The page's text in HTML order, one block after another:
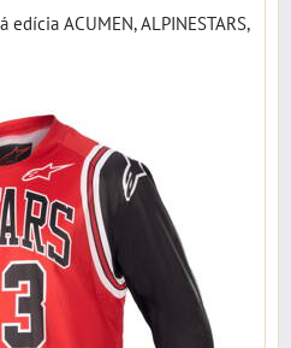
ACUMEN, ALPINESTARS,